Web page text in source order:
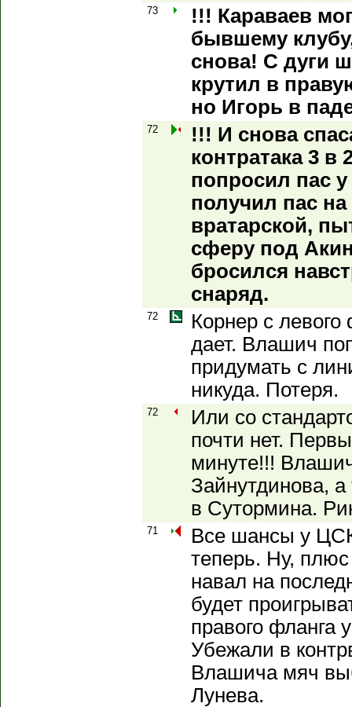
73
!!! Караваев
бывшему
снова! С дуги
крутил в
но Игорь в
72
!!! И снова
контратака 3 в
попросил пас
получил пас
вратарской,
сферу под
бросился
снаряд.
72
Корнер с левого
дает. Влашич
придумать с
никуда. Потеря.
72
Или со
почти нет.
минуте!!!
Зайнутдинова,
в Сутормина.
71
Все шансы у
теперь. Ну,
навал на
будет
правого фланга
Убежали в
Влашича мяч
Лунева.